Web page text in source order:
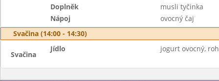
Doplněk
musli tyčinka
Nápoj
ovocný čaj
Svačina (14:00 - 14:30)
Svačina
Jídlo jogurt ovocný,